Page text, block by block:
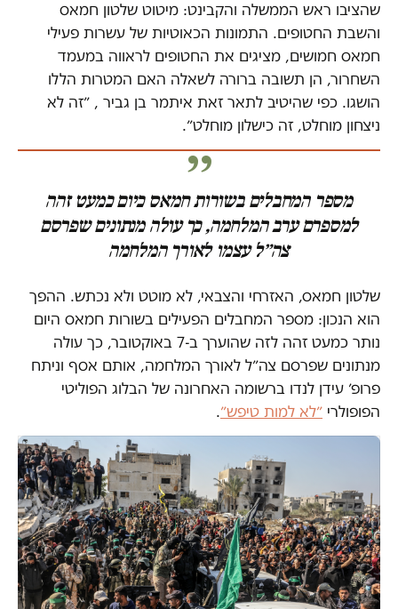
שהציבו ראש הממשלה והקבינט: מיטוט שלטון חמאס
והשבת החטופים. התמונות הכאוטיות של עשרות פעילי
חמאס חמושים, מציגים את החטופים לראווה במעמד
השחרור, הן תשובה ברורה לשאלה האם המטרות הללו
הושגו. כפי שהיטיב לתאר זאת איתמר בן גביר , ״זה לא
ניצחון מוחלט, זה כישלון מוחלט״.
מספר המחבלים בשורות חמאס כיום כמעט זהה
למספרם ערב המלחמה, כך עולה מנתונים שפרסם
צה״ל עצמו לאורך המלחמה
שלטון חמאס, האזרחי והצבאי, לא מוטט ולא נכתש. ההפך
הוא הנכון: מספר המחבלים הפעילים בשורות חמאס היום
נותר כמעט זהה לזה שהוערך ב-7 באוקטובר, כך עולה
מנתונים שפרסם צה״ל לאורך המלחמה, אותם אסף וניתח
פרופ׳ עידן לנדו ברשומה האחרונה של הבלוג הפוליטי
הפופולרי ״לא למות טיפש״.